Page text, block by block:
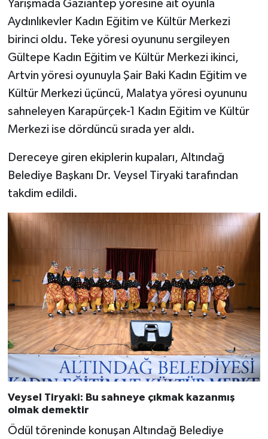
Yarışmada Gaziantep yöresine ait oyunla
Aydınlıkevler Kadın Eğitim ve Kültür Merkezi
birinci oldu. Teke yöresi oyununu sergileyen
Gültepe Kadın Eğitim ve Kültür Merkezi ikinci,
Artvin yöresi oyunuyla Şair Baki Kadın Eğitim ve
Kültür Merkezi üçüncü, Malatya yöresi oyununu
sahneleyen Karapürçek-1 Kadın Eğitim ve Kültür
Merkezi ise dördüncü sırada yer aldı.
Dereceye giren ekiplerin kupaları, Altındağ
Belediye Başkanı Dr. Veysel Tiryaki tarafından
takdim edildi.
Veysel Tiryaki: Bu sahneye çıkmak kazanmış
olmak demektir
Ödül töreninde konuşan Altındağ Belediye